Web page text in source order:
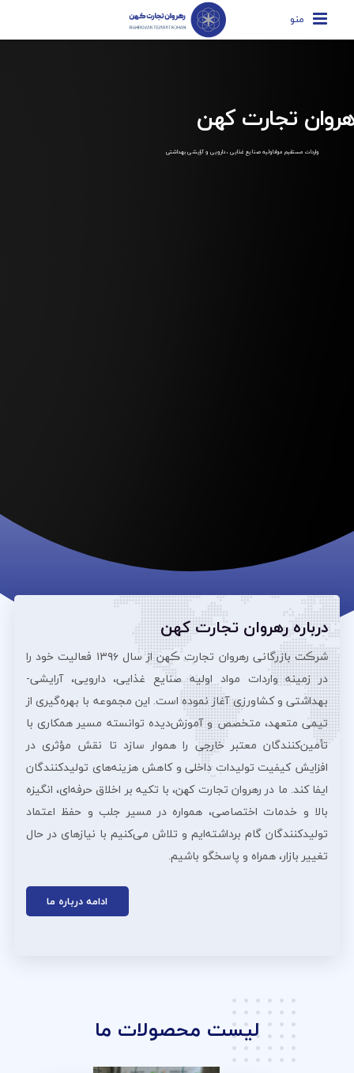
منو
تجارت کهن
واردات مستقیم مواداولیه صنایع غذایی ، دارویی و آرایشی بهداشتی
درباره رهروان تجارت کهن
شرڪت بازرگانی رهروان تجارت ڪهن از سال ۱۳۹۶ فعالیت خود را
در زمینه واردات مواد اولیه صنایع غذایی، دارویی، آرایشی‌-
بهداشتی و کشاورزی آغاز نموده است. این مجموعه با بهره‌گیری از
تیمی متعهد، متخصص و آموزش‌دیده توانسته مسیر همکاری با
تأمین‌کنندگان معتبر خارجی را هموار سازد تا نقش مؤثری در
افزایش کیفیت تولیدات داخلی و کاهش هزینه‌های تولیدکنندگان
ایفا کند. ما در رهروان تجارت کهن، با تکیه بر اخلاق حرفه‌ای، انگیزه
بالا و خدمات اختصاصی، همواره در مسیر جلب و حفظ اعتماد
تولیدکنندگان گام برداشته‌ایم و تلاش می‌کنیم با نیازهای در حال
تغییر بازار، همراه و پاسخگو باشیم.
ادامه درباره ما
لیست محصولات ما